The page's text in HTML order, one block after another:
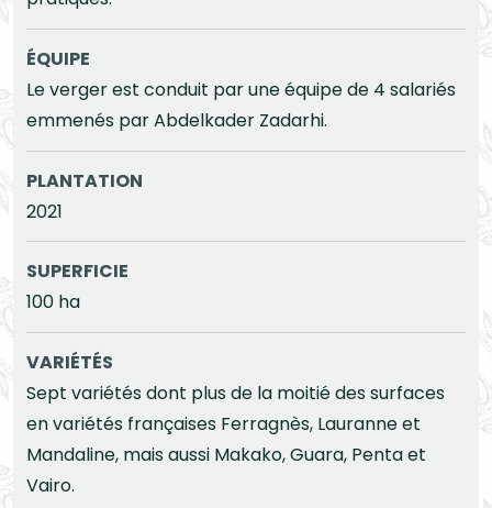
ÉQUIPE
Le verger est conduit par une équipe de 4 salariés
emmenés par Abdelkader Zadarhi.
PLANTATION
2021
SUPERFICIE
100 ha
VARIÉTÉS
Sept variétés dont plus de la moitié des surfaces
en variétés françaises Ferragnès, Lauranne et
Mandaline, mais aussi Makako, Guara, Penta et
Vairo.